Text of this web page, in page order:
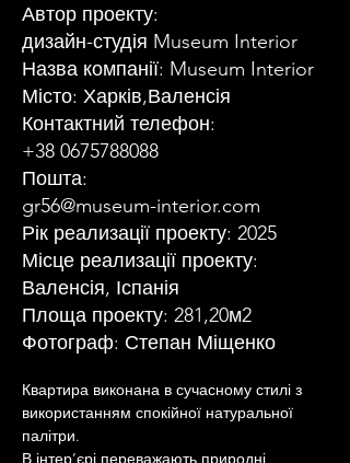
Автор проекту:
дизайн-студія Museum Interior
Назва компанії: Museum Interior
Місто: Харків,Валенсія
Контактний телефон:
+38 0675788088
Пошта:
gr56@museum-interior.com
Рік реализації проекту: 2025
Місце реализації проекту:
Валенсія, Іспанія
Площа проекту: 281,20м2
Фотограф: Степан Міщенко
Квартира виконана в сучасному стилі з
використанням спокійної натуральної
палітри.
В інтер’єрі переважають природні